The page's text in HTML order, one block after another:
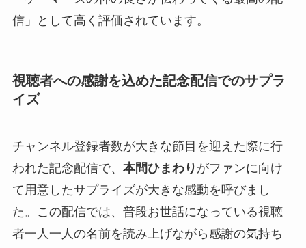
信」として高く評価されています。
視聴者への感謝を込めた記念配信でのサプラ
イズ
チャンネル登録者数が大きな節目を迎えた際に行
われた記念配信で、 本間ひまわり がファンに向け
て用意したサプライズが大きな感動を呼びまし
た。この配信では、普段お世話になっている視聴
者一人一人の名前を読み上げながら感謝の気持ち